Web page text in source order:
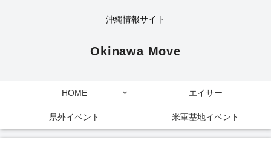
沖縄情報サイト
Okinawa Move
HOME エイサー
県外イベント 米軍基地イベント